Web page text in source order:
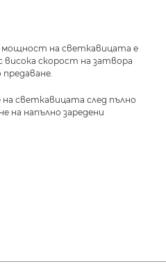
мощност на светкавицата е
висока скорост на затвора
на светкавицата след пълно
на напълно заредени